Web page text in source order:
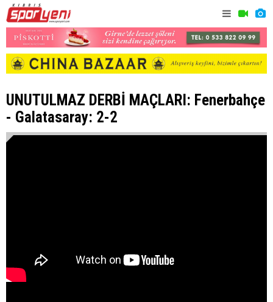
UNUTULMAZ DERBİ MAÇLARI: Fenerbahçe
- Galatasaray: 2-2